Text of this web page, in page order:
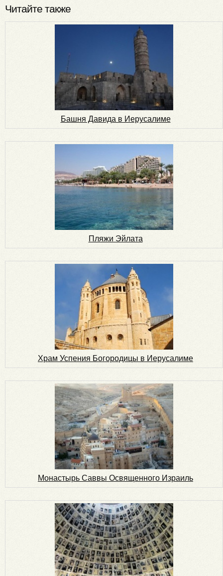
Читайте также
Башня Давида в Иерусалиме
Пляжи Эйлата
Храм Успения Богородицы в Иерусалиме
Монастырь Саввы Освященного Израиль